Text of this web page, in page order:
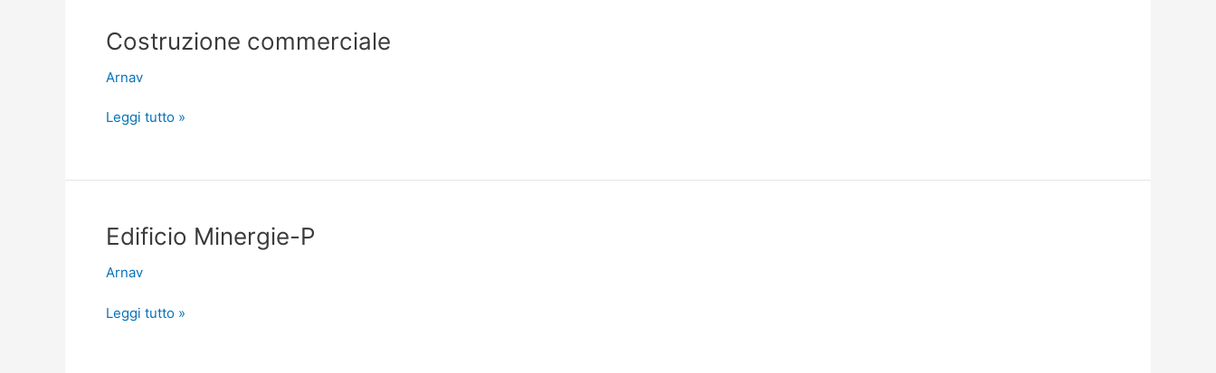
Costruzione commerciale
Arnav
Costruzione
Leggi tutto »
Edificio Minergie-P
Arnav
Edificio
P
Leggi tutto »